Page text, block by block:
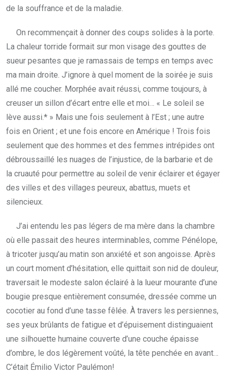
de la souffrance et de la maladie.
On recommençait à donner des coups solides à la porte.
La chaleur torride formait sur mon visage des gouttes de
sueur pesantes que je ramassais de temps en temps avec
ma main droite. J’ignore à quel moment de la soirée je suis
allé me coucher. Morphée avait réussi, comme toujours, à
creuser un sillon d’écart entre elle et moi… « Le soleil se
lève aussi.* » Mais une fois seulement à l’Est ; une autre
fois en Orient ; et une fois encore en Amérique ! Trois fois
seulement que des hommes et des femmes intrépides ont
débroussaillé les nuages de l’injustice, de la barbarie et de
la cruauté pour permettre au soleil de venir éclairer et égayer
des villes et des villages peureux, abattus, muets et
silencieux.
J’ai entendu les pas légers de ma mère dans la chambre
où elle passait des heures interminables, comme Pénélope,
à tricoter jusqu’au matin son anxiété et son angoisse. Après
un court moment d’hésitation, elle quittait son nid de douleur,
traversait le modeste salon éclairé à la lueur mourante d’une
bougie presque entièrement consumée, dressée comme un
cocotier au fond d’une tasse fêlée. À travers les persiennes,
ses yeux brûlants de fatigue et d’épuisement distinguaient
une silhouette humaine couverte d’une couche épaisse
d’ombre, le dos légèrement voûté, la tête penchée en avant…
C’était Émilio Victor Paulémon!